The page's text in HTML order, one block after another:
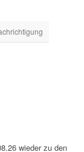
wieder zu den